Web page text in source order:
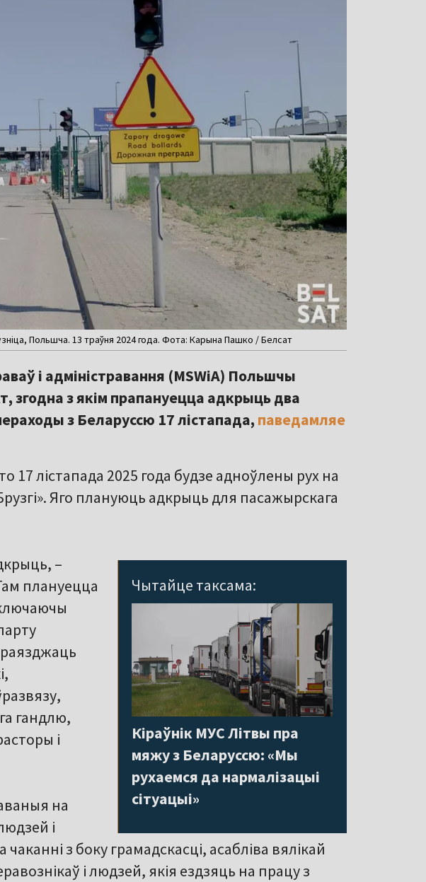
Польшча. 13 траўня 2024 года. Фота: Карына Пашко / Белсат
і адміністравання (MSWiA) Польшчы
згодна з якім прапануецца адкрыць два
з Беларуссю 17 лістапада, паведамляе
17 лістапада 2025 года будзе адноўлены рух на
Яго плануюць адкрыць для пасажырскага
Чытайце таксама:
Кіраўнік МУС Літвы пра
мяжу з Беларуссю: «Мы
рухаемся да нармалізацыі
сітуацыі»
–
плануецца
гандлю,
і
на
і
з боку грамадскасці, асабліва вялікай
і людзей, якія ездзяць на працу з